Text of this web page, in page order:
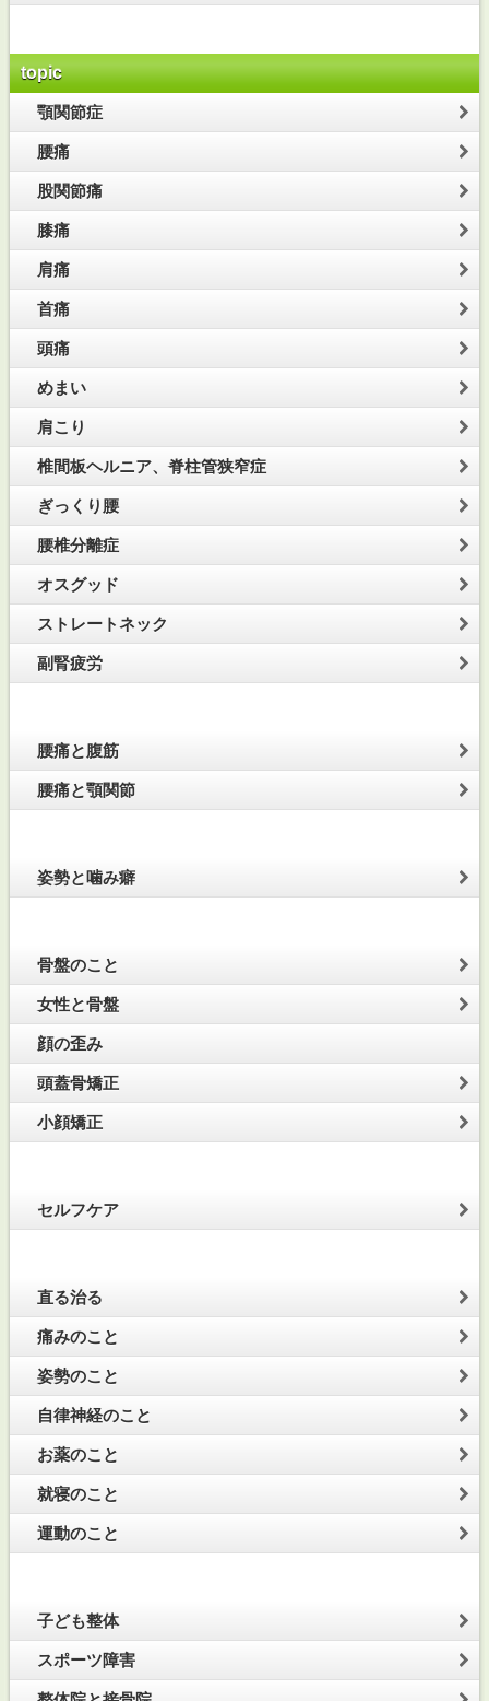
topic
顎関節症
腰痛
股関節痛
膝痛
肩痛
首痛
頭痛
めまい
肩こり
椎間板ヘルニア、脊柱管狭窄症
ぎっくり腰
腰椎分離症
オスグッド
ストレートネック
副腎疲労
腰痛と腹筋
腰痛と顎関節
姿勢と噛み癖
骨盤のこと
女性と骨盤
顔の歪み
頭蓋骨矯正
小顔矯正
セルフケア
直る治る
痛みのこと
姿勢のこと
自律神経のこと
お薬のこと
就寝のこと
運動のこと
子ども整体
スポーツ障害